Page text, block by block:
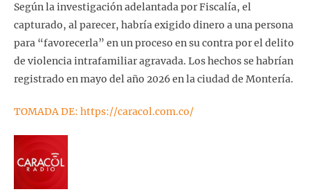
Según la investigación adelantada por Fiscalía, el
capturado, al parecer, habría exigido dinero a una persona
para “favorecerla” en un proceso en su contra por el delito
de violencia intrafamiliar agravada. Los hechos se habrían
registrado en mayo del año 2026 en la ciudad de Montería.
TOMADA DE: https://caracol.com.co/